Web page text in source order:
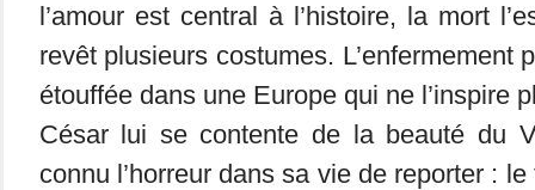
l’amour est central à l’histoire, la mort
revêt plusieurs costumes. L’enfermement
étouffée dans une Europe qui ne l’inspire
César lui se contente de la beauté du
connu l’horreur dans sa vie de reporter :